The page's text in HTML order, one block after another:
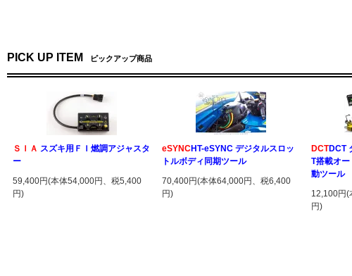
PICK UP ITEM ピックアップ商品
ＳＩＡ スズキ用ＦＩ燃調アジャスタ
ー
59,400円(本体54,000円、税5,400
円)
eSYNCHT-eSYNC デジタルスロッ
トルボディ同期ツール
70,400円(本体64,000円、税6,400
円)
DCTDCT
T搭載オ
動ツール
12,100円(
円)